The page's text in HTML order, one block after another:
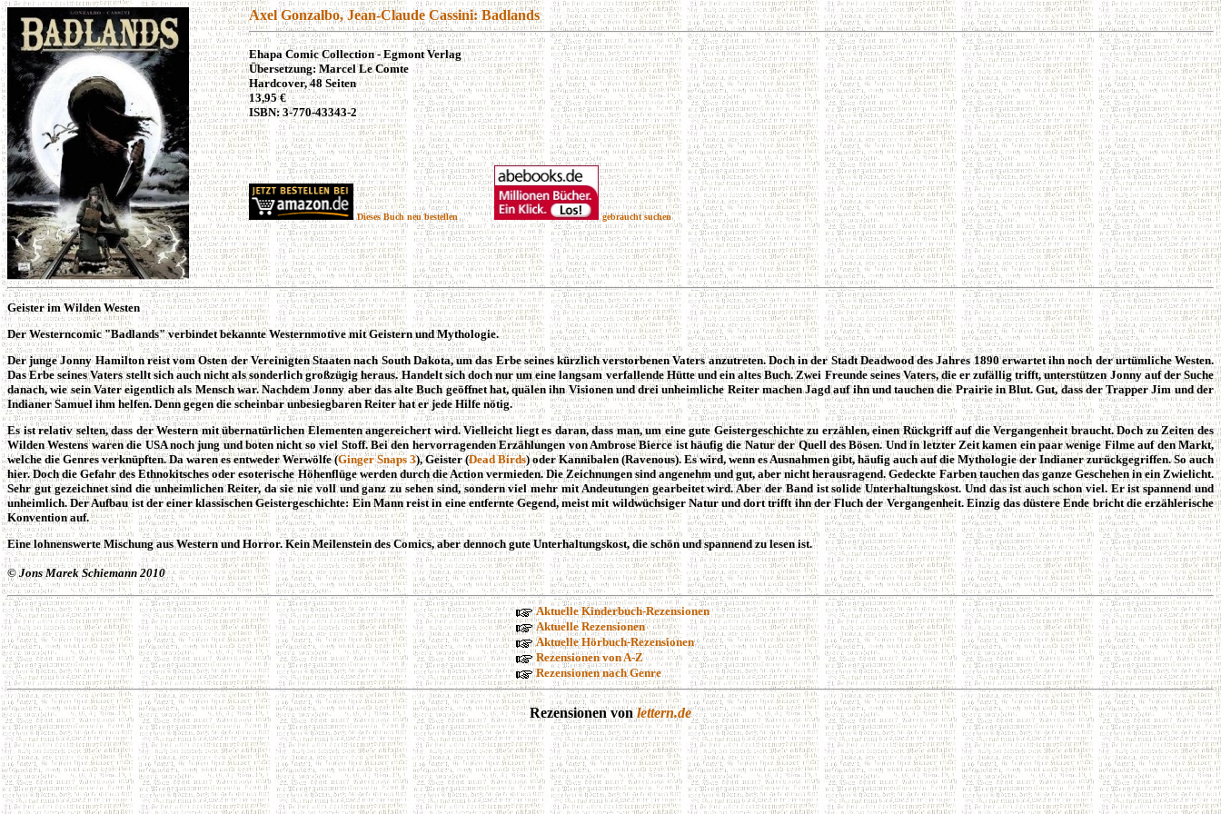
Axel Gonzalbo, Jean-Claude Cassini: Badlands
Ehapa Comic Collection - Egmont Verlag
Übersetzung: Marcel Le Comte
Hardcover, 48 Seiten
13,95 €
ISBN: 3-770-43343-2
Dieses Buch neu bestellen gebraucht suchen
Geister im Wilden Westen
Der Westerncomic "Badlands" verbindet bekannte Westernmotive mit Geistern und Mythologie.
Der junge Jonny Hamilton reist vom Osten der Vereinigten Staaten nach South Dakota, um das Erbe seines kürzlich verstorbenen Vaters anzutreten. Doch in der Stadt Deadwood des Jahres 1890 erwartet ihn noch der urtümliche Westen.
Das Erbe seines Vaters stellt sich auch nicht als sonderlich großzügig heraus. Handelt sich doch nur um eine langsam verfallende Hütte und ein altes Buch. Zwei Freunde seines Vaters, die er zufällig trifft, unterstützen Jonny auf der Suche
danach, wie sein Vater eigentlich als Mensch war. Nachdem Jonny aber das alte Buch geöffnet hat, quälen ihn Visionen und drei unheimliche Reiter machen Jagd auf ihn und tauchen die Prairie in Blut. Gut, dass der Trapper Jim und der
Indianer Samuel ihm helfen. Denn gegen die scheinbar unbesiegbaren Reiter hat er jede Hilfe nötig.
Es ist relativ selten, dass der Western mit übernatürlichen Elementen angereichert wird. Vielleicht liegt es daran, dass man, um eine gute Geistergeschichte zu erzählen, einen Rückgriff auf die Vergangenheit braucht. Doch zu Zeiten des
Wilden Westens waren die USA noch jung und boten nicht so viel Stoff. Bei den hervorragenden Erzählungen von Ambrose Bierce ist häufig die Natur der Quell des Bösen. Und in letzter Zeit kamen ein paar wenige Filme auf den Markt,
welche die Genres verknüpften. Da waren es entweder Werwölfe (Ginger Snaps 3), Geister (Dead Birds) oder Kannibalen (Ravenous). Es wird, wenn es Ausnahmen gibt, häufig auch auf die Mythologie der Indianer zurückgegriffen. So auch
hier. Doch die Gefahr des Ethnokitsches oder esoterische Höhenflüge werden durch die Action vermieden. Die Zeichnungen sind angenehm und gut, aber nicht herausragend. Gedeckte Farben tauchen das ganze Geschehen in ein Zwielicht.
Sehr gut gezeichnet sind die unheimlichen Reiter, da sie nie voll und ganz zu sehen sind, sondern viel mehr mit Andeutungen gearbeitet wird. Aber der Band ist solide Unterhaltungskost. Und das ist auch schon viel. Er ist spannend und
unheimlich. Der Aufbau ist der einer klassischen Geistergeschichte: Ein Mann reist in eine entfernte Gegend, meist mit wildwüchsiger Natur und dort trifft ihn der Fluch der Vergangenheit. Einzig das düstere Ende bricht die erzählerische
Konvention auf.
Eine lohnenswerte Mischung aus Western und Horror. Kein Meilenstein des Comics, aber dennoch gute Unterhaltungskost, die schön und spannend zu lesen ist.
© Jons Marek Schiemann2010
Aktuelle Kinderbuch-Rezensionen
Aktuelle Rezensionen
Aktuelle Hörbuch-Rezensionen
Rezensionen von A-Z
Rezensionen nach Genre
Rezensionen vonlettern.de